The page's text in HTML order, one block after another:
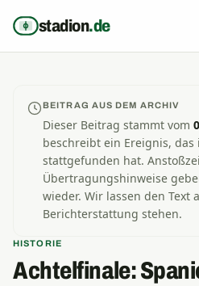
stadion.de
BEITRAG AUS DEM ARCHIV
Dieser Beitrag stammt vom
beschreibt ein Ereignis, das
stattgefunden hat.
Übertragungshinweise
wieder. Wir lassen den Text
Berichterstattung stehen.
HISTORIE
Achtelfinale: